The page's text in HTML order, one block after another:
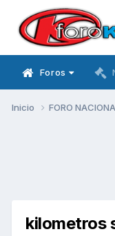
Foros
Inicio FORO
kilometros